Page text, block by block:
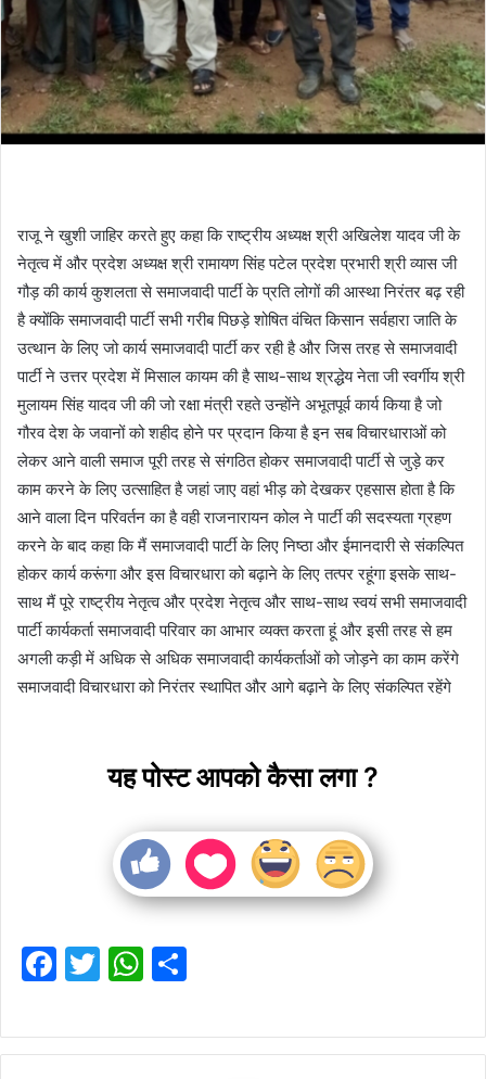
राजू ने खुशी जाहिर करते हुए कहा कि राष्ट्रीय अध्यक्ष श्री अखिलेश यादव जी के
नेतृत्व में और प्रदेश अध्यक्ष श्री रामायण सिंह पटेल प्रदेश प्रभारी श्री व्यास जी
गौड़ की कार्य कुशलता से समाजवादी पार्टी के प्रति लोगों की आस्था निरंतर बढ़ रही
है क्योंकि समाजवादी पार्टी सभी गरीब पिछड़े शोषित वंचित किसान सर्वहारा जाति के
उत्थान के लिए जो कार्य समाजवादी पार्टी कर रही है और जिस तरह से समाजवादी
पार्टी ने उत्तर प्रदेश में मिसाल कायम की है साथ-साथ श्रद्धेय नेता जी स्वर्गीय श्री
मुलायम सिंह यादव जी की जो रक्षा मंत्री रहते उन्होंने अभूतपूर्व कार्य किया है जो
गौरव देश के जवानों को शहीद होने पर प्रदान किया है इन सब विचारधाराओं को
लेकर आने वाली समाज पूरी तरह से संगठित होकर समाजवादी पार्टी से जुड़े कर
काम करने के लिए उत्साहित है जहां जाए वहां भीड़ को देखकर एहसास होता है कि
आने वाला दिन परिवर्तन का है वही राजनारायन कोल ने पार्टी की सदस्यता ग्रहण
करने के बाद कहा कि मैं समाजवादी पार्टी के लिए निष्ठा और ईमानदारी से संकल्पित
होकर कार्य करूंगा और इस विचारधारा को बढ़ाने के लिए तत्पर रहूंगा इसके साथ-
साथ मैं पूरे राष्ट्रीय नेतृत्व और प्रदेश नेतृत्व और साथ-साथ स्वयं सभी समाजवादी
पार्टी कार्यकर्ता समाजवादी परिवार का आभार व्यक्त करता हूं और इसी तरह से हम
अगली कड़ी में अधिक से अधिक समाजवादी कार्यकर्ताओं को जोड़ने का काम करेंगे
समाजवादी विचारधारा को निरंतर स्थापित और आगे बढ़ाने के लिए संकल्पित रहेंगे
यह पोस्ट आपको कैसा लगा ?
F
c
e
T
itt
er
W
at
s
ar
e